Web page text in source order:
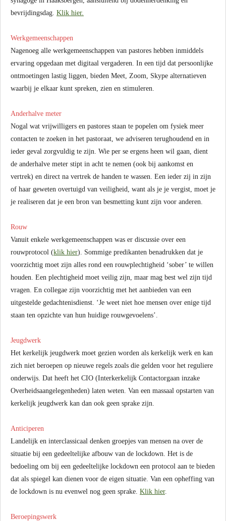
bevrijdingsdag. Klik hier.
Werkgemeenschappen
Nagenoeg alle werkgemeenschappen van pastores hebben inmiddels
ervaring opgedaan met digitaal vergaderen. In een tijd dat persoonlijke
ontmoetingen lastig liggen, bieden Meet, Zoom, Skype alternatieven
waarbij je elkaar kunt spreken, zien en stimuleren.
Anderhalve meter
Nogal wat vrijwilligers en pastores staan te popelen om fysiek meer
contacten te zoeken in het pastoraat, we adviseren terughoudend en in
ieder geval zorgvuldig te zijn. Wie per se ergens heen wil gaan, dient
de anderhalve meter stipt in acht te nemen (ook bij aankomst en
vertrek) en direct na vertrek de handen te wassen. Een ieder zij in zijn
of haar geweten overtuigd van veiligheid, want als je je vergist, moet je
je realiseren dat je een bron van besmetting kunt zijn voor anderen.
Rouw
Vanuit enkele werkgemeenschappen was er discussie over een
rouwprotocol (klik hier). Sommige predikanten benadrukken dat je
voorzichtig moet zijn alles rond een rouwplechtigheid ‘sober’ te willen
houden. Een plechtigheid moet veilig zijn, maar mag best wel zijn tijd
vragen. En collegae zijn voorzichtig met het aanbieden van een
uitgestelde gedachtenisdienst. ‘Je weet niet hoe mensen over enige tijd
staan ten opzichte van hun huidige rouwgevoelens’.
Jeugdwerk
Het kerkelijk jeugdwerk moet gezien worden als kerkelijk werk en kan
zich niet beroepen op nieuwe regels zoals die gelden voor het reguliere
onderwijs. Dat heeft het CIO (Interkerkelijk Contactorgaan inzake
Overheidsaangelegenheden) laten weten. Van een massaal opstarten van
kerkelijk jeugdwerk kan dan ook geen sprake zijn.
Anticiperen
Landelijk en interclassicaal denken groepjes van mensen na over de
situatie bij een gedeeltelijke afbouw van de lockdown. Het is de
bedoeling om bij een gedeeltelijke lockdown een protocol aan te bieden
dat als spiegel kan dienen voor de eigen situatie. Van een opheffing van
de lockdown is nu evenwel nog geen sprake. Klik hier.
Beroepingswerk